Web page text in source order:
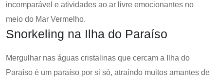
incomparável e atividades ao ar livre emocionantes no
meio do Mar Vermelho.
Snorkeling na Ilha do Paraíso
Mergulhar nas águas cristalinas que cercam a Ilha do
Paraíso é um paraíso por si só, atraindo muitos amantes de